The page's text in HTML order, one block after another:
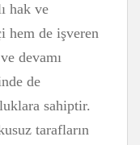
hak ve
hem de işveren
devamı
de
sahiptir.
tarafların